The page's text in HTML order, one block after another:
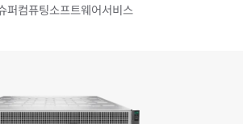
퍼컴퓨팅소프트웨어서비스